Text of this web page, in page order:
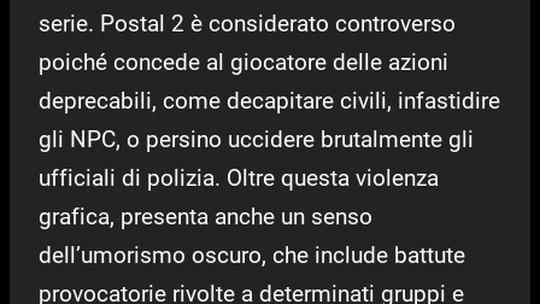
serie. Postal 2 è considerato controverso
poiché concede al giocatore delle azioni
deprecabili, come decapitare civili, infastidire
gli NPC, o persino uccidere brutalmente gli
ufficiali di polizia. Oltre questa violenza
grafica, presenta anche un senso
dell’umorismo oscuro, che include battute
provocatorie rivolte a determinati gruppi e